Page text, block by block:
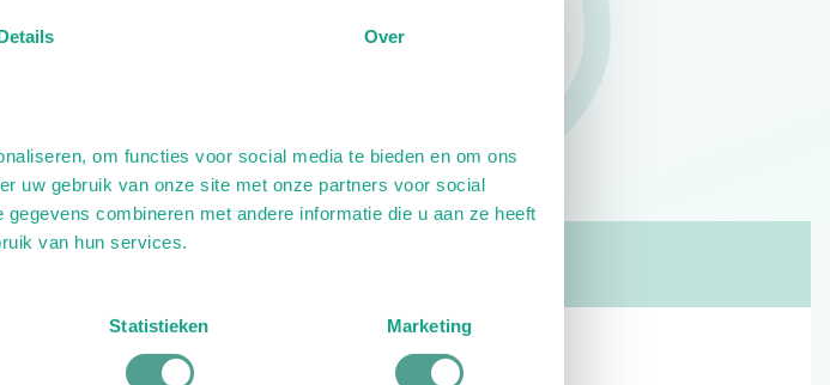
Over
om functies voor social media te bieden en om ons
uw gebruik van onze site met onze partners voor social
combineren met andere informatie die u aan ze heeft
van hun services.
Statistieken Marketing